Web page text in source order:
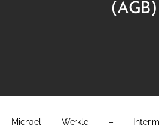
(AGB)
Michael Werkle –